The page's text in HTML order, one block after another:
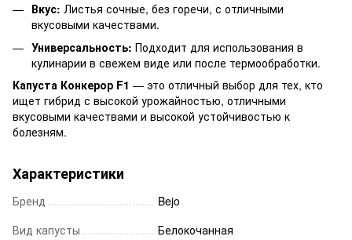
Вкус: Листья сочные, без горечи, с отличными
вкусовыми качествами.
Универсальность: Подходит для использования в
кулинарии в свежем виде или после термообработки.
Капуста Конкерор F1 — это отличный выбор для тех, кто
ищет гибрид с высокой урожайностью, отличными
вкусовыми качествами и высокой устойчивостью к
болезням.
Характеристики
Бренд
Bejo
Вид капусты
Белокочанная